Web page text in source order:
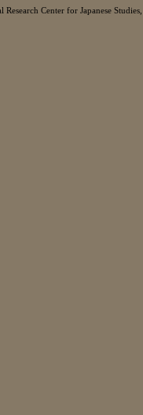
Center for Japanese